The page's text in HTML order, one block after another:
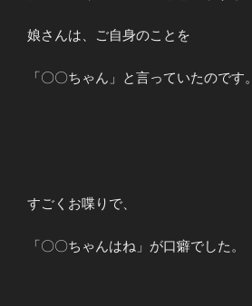
娘さんは、ご自身のことを
「〇〇ちゃん」と言っていたのです。
すごくお喋りで、
「〇〇ちゃんはね」が口癖でした。